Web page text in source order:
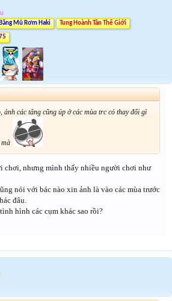
Mũ Rơm Haki Tung Hoành Tân Thế Giới
ảnh các tâng cũng úp ở các mùa trc có thay đổi gì
chơi, nhưng mình thấy nhiều người chơi như
nói với bác nào xin ảnh là vào các mùa trước
đâu.
hình các cụm khác sao rồi?